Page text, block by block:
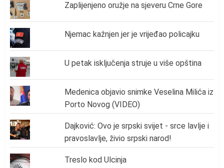
Zaplijenjeno oružje na sjeveru Crne Gore
Njemac kažnjen jer je vrijeđao policajku
U petak isključenja struje u više opština
Medenica objavio snimke Veselina Milića iz
Porto Novog (VIDEO)
Dajković: Ovo je srpski svijet - srce lavlje i
pravoslavlje, živio srpski narod!
Treslo kod Ulcinja